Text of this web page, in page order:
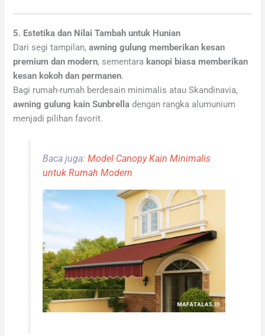
5. Estetika dan Nilai Tambah untuk Hunian
Dari segi tampilan,awning gulung memberikan kesan
premium dan modern, sementara kanopi biasa memberikan
kesan kokoh dan permanen.
Bagi rumah-rumah berdesain minimalis atau Skandinavia,
awning gulung kain Sunbrella dengan rangka alumunium
menjadi pilihan favorit.
Baca juga: Model Canopy Kain Minimalis
untuk Rumah Modern